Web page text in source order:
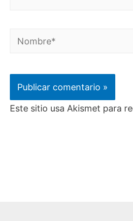
Este sitio usa Akismet para